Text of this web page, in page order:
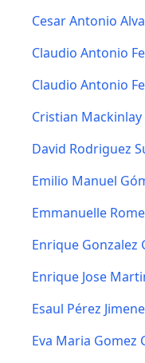
Cesar Antonio
Claudio Antonio
Claudio Antonio
Cristian Mackinlay
David Rodriguez
Emilio Manuel
Emmanuelle
Enrique Gonzalez
Enrique Jose
Esaul Pérez
Eva Maria Gomez